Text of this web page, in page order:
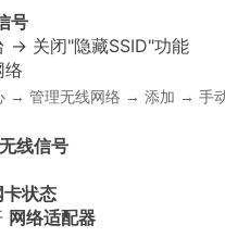
号
→ 关闭"隐藏SSID"功能
络
→ 管理无线网络 → 添加 → 手
线信号
卡状态
网络适配器